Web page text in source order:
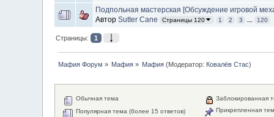
Подпольная мастерская [Обсуждение игровой
Автор Sutter Cane Страницы 120 1 2 3 120
Страницы: 1
Мафия Форум » Мафия » Мафия (Модератор: Ковалёв Стас)
Обычная тема
Популярная тема (более 15 ответов)
Заблокированная
Прикрепленная